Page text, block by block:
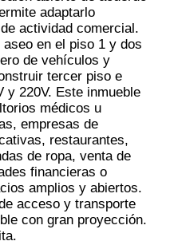
adaptarlo
actividad comercial.
en el piso 1 y dos
de vehículos y
tercer piso e
y 220V. Este inmueble
médicos u
empresas de
restaurantes,
de ropa, venta de
financieras o
amplios y abiertos.
acceso y transporte
con gran proyección.